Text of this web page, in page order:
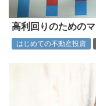
高利回りのための
はじめての不動産投資